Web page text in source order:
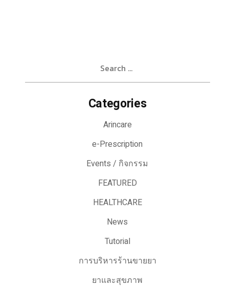
Categories
Arincare
e-Prescription
Events / กิจกรรม
FEATURED
HEALTHCARE
News
Tutorial
การบริหารร้านขายยา
ยาและสุขภาพ